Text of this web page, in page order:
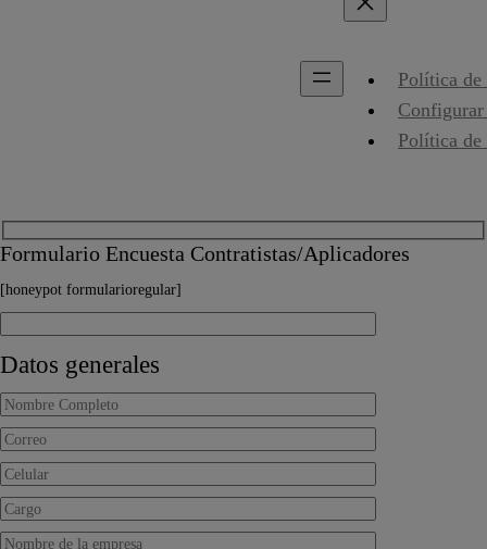
Política de
Política
Formulario Encuesta Contratistas/Aplicadores
[honeypot formularioregular]
Datos generales